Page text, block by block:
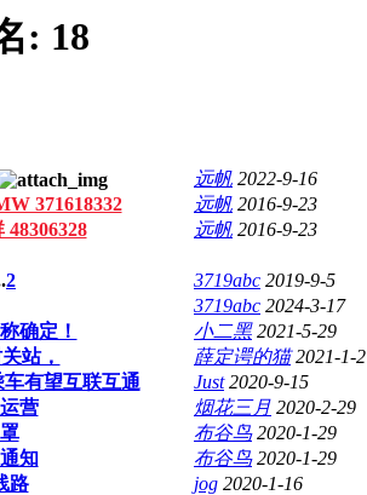
: 18
远帆 2022-9-16
371618332 远帆 2016-9-23
48306328 远帆 2016-9-23
2 3719abc 2019-9-5
3719abc 2024-3-17
确定！ 小二黑 2021-5-29
站， 薛定谔的猫 2021-1-2
有望互联互通 Just 2020-9-15
营 烟花三月 2020-2-29
布谷鸟 2020-1-29
知 布谷鸟 2020-1-29
路 jog 2020-1-16